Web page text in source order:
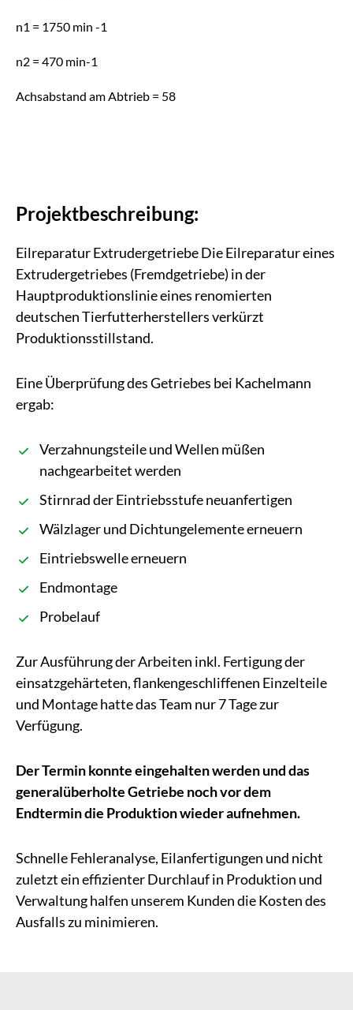
n1 = 1750 min -1
n2 = 470 min-1
Achsabstand am Abtrieb = 58
Projektbeschreibung:
Eilreparatur Extrudergetriebe Die Eilreparatur eines
Extrudergetriebes (Fremdgetriebe) in der
Hauptproduktionslinie eines renomierten
deutschen Tierfutterherstellers verkürzt
Produktionsstillstand.
Eine Überprüfung des Getriebes bei Kachelmann
ergab:
Verzahnungsteile und Wellen müßen
nachgearbeitet werden
Stirnrad der Eintriebsstufe neuanfertigen
Wälzlager und Dichtungelemente erneuern
Eintriebswelle erneuern
Endmontage
Probelauf
Zur Ausführung der Arbeiten inkl. Fertigung der
einsatzgehärteten, flankengeschliffenen Einzelteile
und Montage hatte das Team nur 7 Tage zur
Verfügung.
Der Termin konnte eingehalten werden und das
generalüberholte Getriebe noch vor dem
Endtermin die Produktion wieder aufnehmen.
Schnelle Fehleranalyse, Eilanfertigungen und nicht
zuletzt ein effizienter Durchlauf in Produktion und
Verwaltung halfen unserem Kunden die Kosten des
Ausfalls zu minimieren.